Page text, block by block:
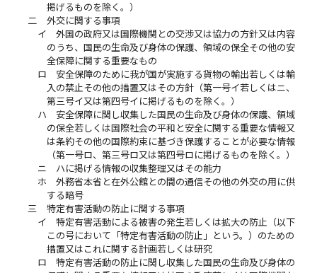
掲げるものを除く。）
二
外交に関する事項
イ
外国の政府又は国際機関との交渉又は協力の方針又は内容
のうち、国民の生命及び身体の保護、領域の保全その他の安
全保障に関する重要なもの
ロ
安全保障のために我が国が実施する貨物の輸出若しくは輸
入の禁止その他の措置又はその方針（第一号イ若しくはニ、
第三号イ又は第四号イに掲げるものを除く。）
ハ
安全保障に関し収集した国民の生命及び身体の保護、領域
の保全若しくは国際社会の平和と安全に関する重要な情報又
は条約その他の国際約束に基づき保護することが必要な情報
（第一号ロ、第三号ロ又は第四号ロに掲げるものを除く。）
ニ
ハに掲げる情報の収集整理又はその能力
ホ
外務省本省と在外公館との間の通信その他の外交の用に供
する暗号
三
特定有害活動の防止に関する事項
イ
特定有害活動による被害の発生若しくは拡大の防止（以下
この号において「特定有害活動の防止」という。）のための
措置又はこれに関する計画若しくは研究
ロ
特定有害活動の防止に関し収集した国民の生命及び身体の